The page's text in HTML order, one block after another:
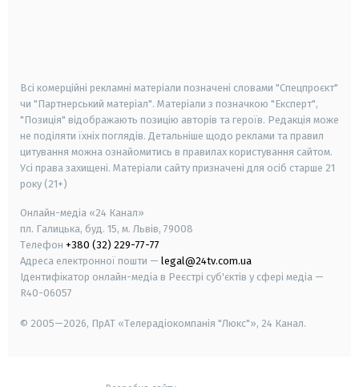
Всі комерційні рекламні матеріали позначені словами "Спецпроєкт"
чи "Партнерський матеріал". Матеріали з позначкою "Експерт",
"Позиція" відображають позицію авторів та героїв. Редакція може
не поділяти їхніх поглядів. Детальніше щодо реклами та правил
цитування можна ознайомитись в правилах користування сайтом.
Усі права захищені. Матеріали сайту призначені для осіб старше 21
року (21+)
Онлайн-медіа «24 Канал»
пл. Галицька, буд. 15, м. Львів, 79008
Телефон +380 (32) 229-77-77
Адреса електронної пошти — legal@24tv.com.ua
Ідентифікатор онлайн-медіа в Реєстрі суб'єктів у сфері медіа —
R40-06057
© 2005—2026, ПрАТ «Телерадіокомпанія "Люкс"», 24 Канал.